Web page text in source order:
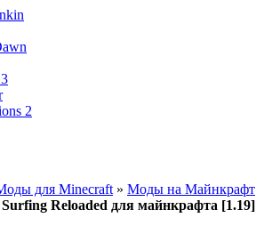
2
для Minecraft » Моды на Майнкрафт
Reloaded для майнкрафта [1.19]